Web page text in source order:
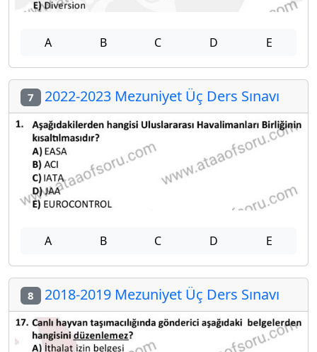
A B C D E
7 2022-2023 Mezuniyet Üç Ders Sınavı
A B C D E
8 2018-2019 Mezuniyet Üç Ders Sınavı